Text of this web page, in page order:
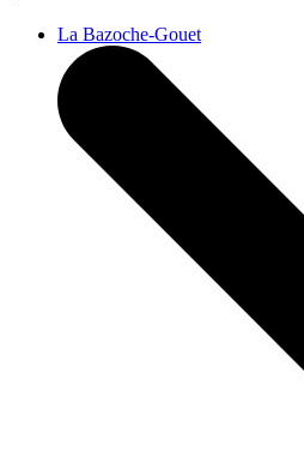
La Bazoche-Gouet